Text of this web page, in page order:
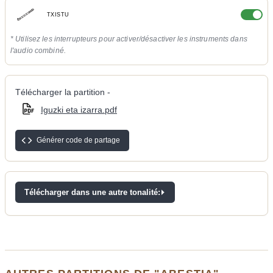
TXISTU
* Utilisez les interrupteurs pour activer/désactiver les instruments dans
l'audio combiné.
Télécharger la partition -
Iguzki eta izarra.pdf
Générer code de partage
Télécharger dans une autre tonalité: